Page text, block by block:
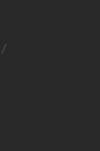
/